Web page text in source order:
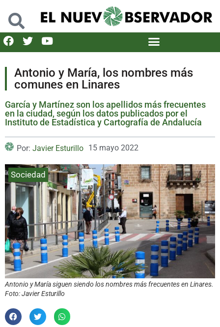
Antonio y María, los nombres más
comunes en Linares
García y Martínez son los apellidos más frecuentes
en la ciudad, según los datos publicados por el
Instituto de Estadística y Cartografía de Andalucía
Por: Javier Esturillo 15 mayo 2022
Sociedad
Antonio y María siguen siendo los nombres más frecuentes en Linares.
Foto: Javier Esturillo